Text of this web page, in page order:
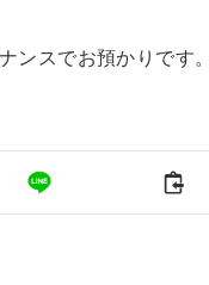
ンスでお預かりです